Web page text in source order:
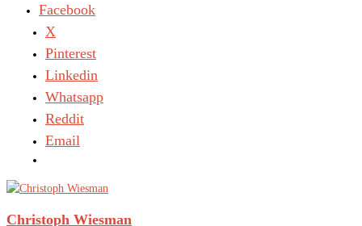
Facebook
X
Pinterest
Linkedin
Whatsapp
Reddit
Email
Christoph Wiesman